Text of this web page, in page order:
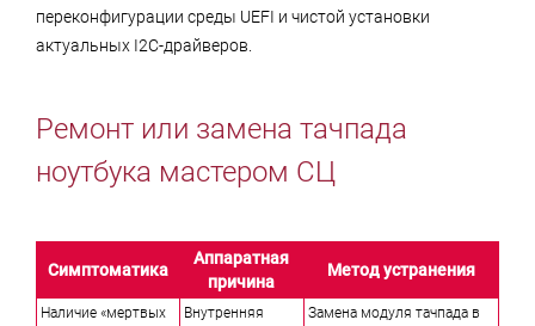
переконфигурации среды UEFI и чистой установки
актуальных I2C-драйверов.
Ремонт или замена тачпада
ноутбука мастером СЦ
Симптоматика
Аппаратная
причина
Метод устранения
Наличие «мертвых
Внутренняя
Замена модуля тачпада в